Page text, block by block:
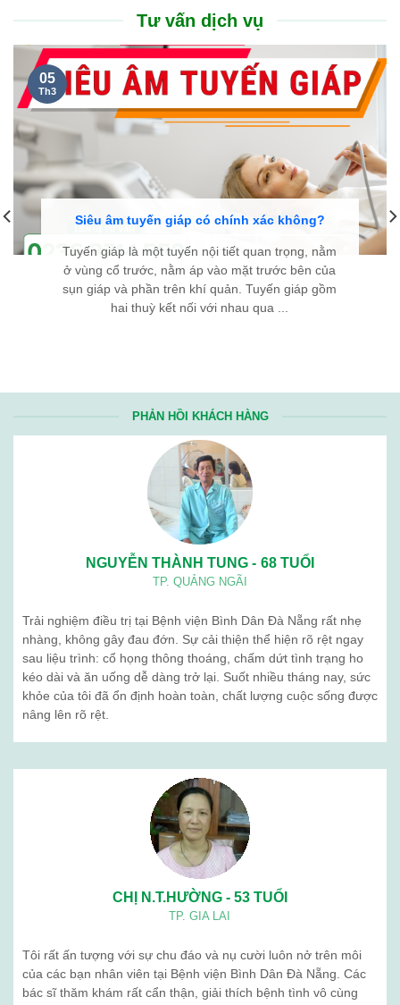
Tư vấn dịch vụ
Siêu âm tuyến giáp có chính xác không?
Tuyến giáp là một tuyến nội tiết quan trọng, nằm
ở vùng cổ trước, nằm áp vào mặt trước bên của
sụn giáp và phần trên khí quản. Tuyến giáp gồm
hai thuỳ kết nối với nhau qua ...
05
Th3
PHẢN HỒI KHÁCH HÀNG
NGUYỄN THÀNH TUNG - 68 TUỔI
TP. QUẢNG NGÃI
Trải nghiệm điều trị tại Bệnh viện Bình Dân Đà Nẵng rất nhẹ
nhàng, không gây đau đớn. Sự cải thiện thể hiện rõ rệt ngay
sau liệu trình: cổ họng thông thoáng, chấm dứt tình trạng ho
kéo dài và ăn uống dễ dàng trở lại. Suốt nhiều tháng nay, sức
khỏe của tôi đã ổn định hoàn toàn, chất lượng cuộc sống được
nâng lên rõ rệt.
CHỊ N.T.HƯỜNG - 53 TUỔI
TP. GIA LAI
Tôi rất ấn tượng với sự chu đáo và nụ cười luôn nở trên môi
của các bạn nhân viên tại Bệnh viện Bình Dân Đà Nẵng. Các
bác sĩ thăm khám rất cẩn thận, giải thích bệnh tình vô cùng